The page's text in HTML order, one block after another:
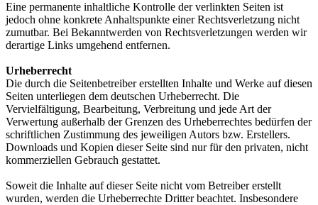
Eine permanente inhaltliche Kontrolle der verlinkten Seiten ist
jedoch ohne konkrete Anhaltspunkte einer Rechtsverletzung nicht
zumutbar. Bei Bekanntwerden von Rechtsverletzungen werden wir
derartige Links umgehend entfernen.
Urheberrecht
Die durch die Seitenbetreiber erstellten Inhalte und Werke auf diesen
Seiten unterliegen dem deutschen Urheberrecht. Die
Vervielfältigung, Bearbeitung, Verbreitung und jede Art der
Verwertung außerhalb der Grenzen des Urheberrechtes bedürfen der
schriftlichen Zustimmung des jeweiligen Autors bzw. Erstellers.
Downloads und Kopien dieser Seite sind nur für den privaten, nicht
kommerziellen Gebrauch gestattet.
Soweit die Inhalte auf dieser Seite nicht vom Betreiber erstellt
wurden, werden die Urheberrechte Dritter beachtet. Insbesondere